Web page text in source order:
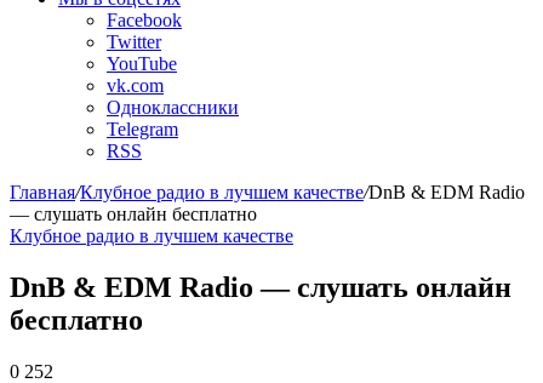
Facebook
Twitter
YouTube
vk.com
Одноклассники
Telegram
RSS
Главная/Клубное радио в лучшем качестве/DnB & EDM Radio
— слушать онлайн бесплатно
Клубное радио в лучшем качестве
DnB & EDM Radio — слушать онлайн
бесплатно
0 252